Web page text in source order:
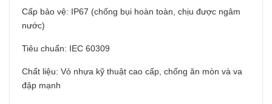
Cấp bảo vệ: IP67 (chống bụi hoàn toàn, chịu được ngâm
nước)
Tiêu chuẩn: IEC 60309
Chất liệu: Vỏ nhựa kỹ thuật cao cấp, chống ăn mòn và va
đập mạnh